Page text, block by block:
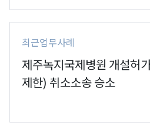
최근업무사례
제주녹지국제병원 개설허
제한) 취소소송 승소